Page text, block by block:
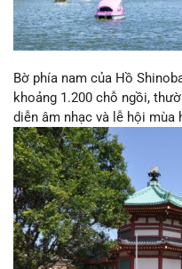
Bờ phía nam của Hồ
khoảng 1.200 chỗ ngồi,
diễn âm nhạc và lễ hội mùa